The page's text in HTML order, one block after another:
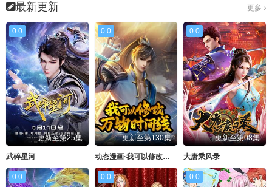
最新更新 更多
0.0
更新至第25集
武碎星河
0.0
更新至第130集
动态漫画·我可以修改万物时间线第
0.0
更新至第08集
大唐乘风录
0.0 0.0 0.0